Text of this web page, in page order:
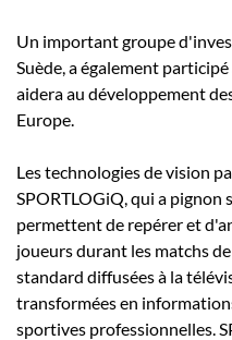
Un important groupe
Suède, a également
aidera au développement
Europe.
Les technologies de vision
SPORTLOGiQ, qui a pignon
permettent de repérer et
joueurs durant les matchs
standard diffusées à la
transformées en
sportives professionnelles.